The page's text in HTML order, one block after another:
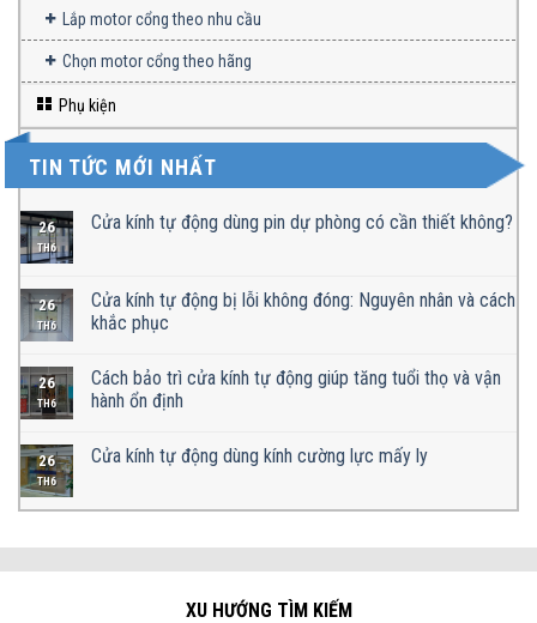
Lắp motor cổng theo nhu cầu
Chọn motor cổng theo hãng
Phụ kiện
TIN TỨC MỚI NHẤT
26
TH6
Cửa kính tự động dùng pin dự phòng có cần thiết không?
26
TH6
Cửa kính tự động bị lỗi không đóng: Nguyên nhân và cách
khắc phục
26
TH6
Cách bảo trì cửa kính tự động giúp tăng tuổi thọ và vận
hành ổn định
26
TH6
Cửa kính tự động dùng kính cường lực mấy ly
XU HƯỚNG TÌM KIẾM